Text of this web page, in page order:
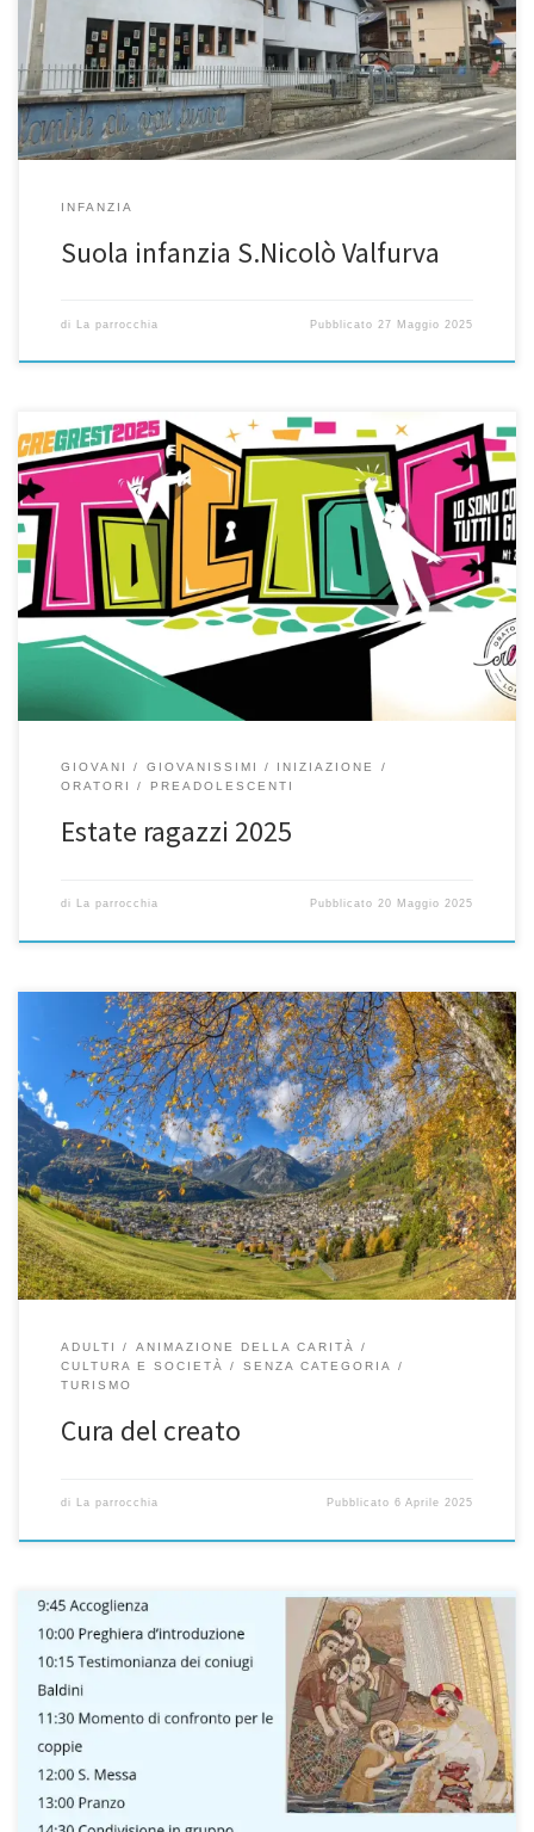
TELEFONO SCUOLA: 0342 946044 EMAIL:
scuolainfanziavalfurva@gmail.com parrocchiedellavalfurva@pec.it
IDENTITÀ DELLA SCUOLA
___________________________________________________ La
Scuola dell’Infanzia di S.Nicolò Valfurva gestita direttamente dalla
Parrocchia promuove l’educazione dei bambini dai tre […]
INFANZIA
Suola infanzia S.Nicolò Valfurva
di La parrocchia Pubblicato 27 Maggio 2025
crescita, divertimento, compagnia, fede e avventura ATTENZIONE:
– Iscrizioni su SANSONE per ogni iniziativa (per Valfurva scarica il
modulo) con saldo quota tramite SANSONE: vedi qui! Don David
3473309221 CAMPI ESTIVI 4a-5a elem di Bormio a Livigno dal 9 al
12 giugno 1-2a media: 17-23 agosto In Trentino con Bormio […]
GIOVANI GIOVANISSIMI
INIZIAZIONE
ORATORI
PREADOLESCENTI
Estate ragazzi 2025
di La parrocchia Pubblicato20 Maggio 2025
Il movimento Laudato Sii “La sfida urgente di proteggere la nostra
casa comune comprende la preoccupazione di unire tutta la
famiglia umana nella ricerca di uno sviluppo sostenibile e
integrale, poiché sappiamo che le cose possono cambiare” (LS
13). vedi il sito Libro di Preghiere Il libro di preghiere ufficiale […]
ADULTI
ANIMAZIONE DELLA CARITÀ
CULTURA E SOCIETÀ
SENZA CATEGORIA
TURISMO
Cura del creato
di La parrocchia Pubblicato6 Aprile 2025
Incontro di Quaresima per Famiglie Incontro di Quaresima per
Famiglie DOMENICA 16 marzo 2025 Oratorio di Bormio LA PESCA
MIRACOLOSA PROGRAMMA 9.45 Accoglienza 10.00 Preghiera
d’introduzione 10:15 Testimonianza dei coniugi Baldini 11:30
Momento di confronto per le coppie 12.00 S. Messa 13.00 Pranzo
14.30 Condivisione in gruppo 15.30 Gioco in […]